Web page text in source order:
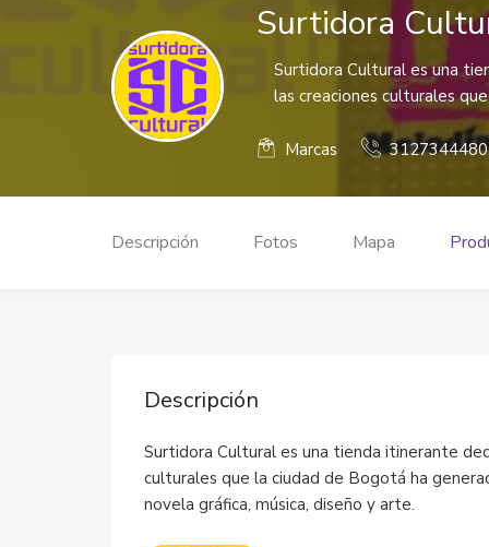
Surtidora
Surtidora Cultural es una
las creaciones culturales
Marcas 3127344480
Descripción Fotos Mapa
Descripción
Surtidora Cultural es una tienda itinerante
culturales que la ciudad de Bogotá ha
novela gráfica, música, diseño y arte.